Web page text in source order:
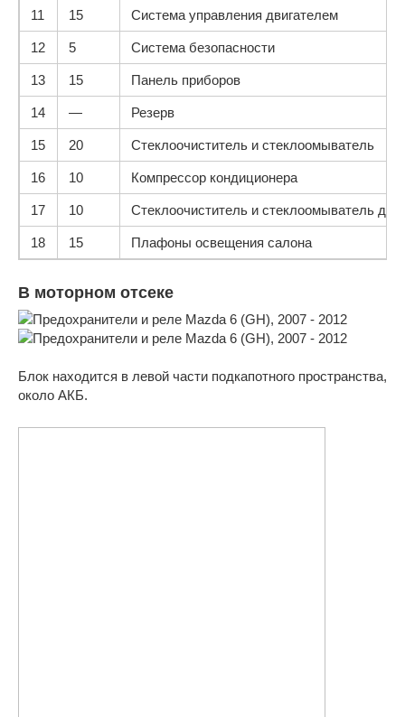
11 15 Система управления двигателем
12 5 Система безопасности
13 15 Панель приборов
14 — Резерв
15 20 Стеклоочиститель и стеклоомыватель
16 10 Компрессор кондиционера
17 10 Стеклоочиститель и стеклоомыватель
18 15 Плафоны освещения салона
В моторном отсеке
Блок находится в левой части подкапотного пространства,
около АКБ.